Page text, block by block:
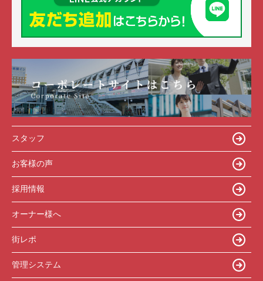
スタッフ
お客様の声
採用情報
オーナー様へ
街レポ
管理システム